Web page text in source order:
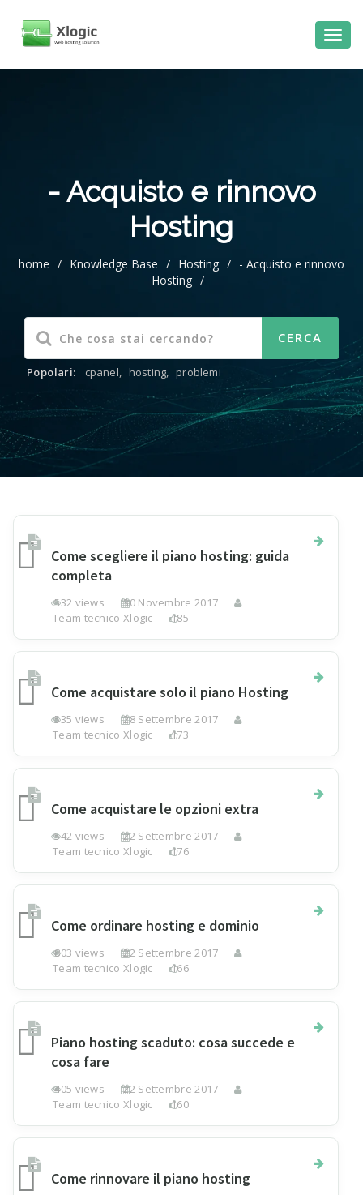
contenuto
- Acquisto e rinnovo
Hosting
home / Knowledge Base / Hosting / - Acquisto e rinnovo
Hosting /
Popolari: cpanel, hosting, problemi
Come scegliere il piano hosting: guida
completa
532 views
30 Novembre 2017
Team tecnico Xlogic
185
Come acquistare solo il piano Hosting
535 views
28 Settembre 2017
Team tecnico Xlogic
173
Come acquistare le opzioni extra
542 views
22 Settembre 2017
Team tecnico Xlogic
176
Come ordinare hosting e dominio
803 views
22 Settembre 2017
Team tecnico Xlogic
166
Piano hosting scaduto: cosa succede e
cosa fare
405 views
22 Settembre 2017
Team tecnico Xlogic
160
Come rinnovare il piano hosting